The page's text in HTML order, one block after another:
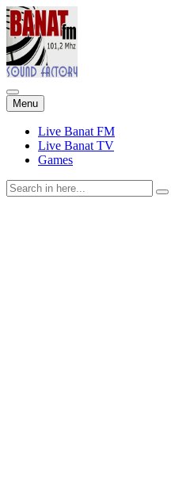
Menu Skip
to
content
Live Banat FM
Live Banat TV
Games
Search
for: